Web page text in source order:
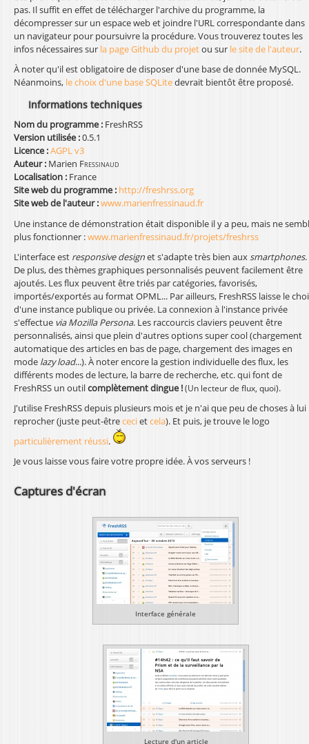
pas. Il suffit en effet de télécharger l'archive du programme, la
décompresser sur un espace web et joindre l'URL correspondante dans
un navigateur pour poursuivre la procédure. Vous trouverez toutes les
infos nécessaires sur la page Github du projetou sur le site de l'auteur.
À noter qu'il est obligatoire de disposer d'une base de donnée MySQL.
Néanmoins, le choix d'une base SQLitedevrait bientôt être proposé.
Informations techniques
Nom du programme : FreshRSS
Version utilisée :0.5.1
Licence :AGPL v3
Auteur : Marien Fressinaud
Localisation : France
Site web du programme : http://freshrss.org
Site web de l'auteur :www.marienfressinaud.fr
Une instance de démonstration était disponible il y a peu, mais ne
plus fonctionner :www.marienfressinaud.fr/projets/freshrss
L'interface est responsive designet s'adapte très bien aux smartphones.
De plus, des thèmes graphiques personnalisés peuvent facilement être
ajoutés. Les flux peuvent être triés par catégories, favorisés,
importés/exportés au format OPML... Par ailleurs, FreshRSS laisse le
d'une instance publique ou privée. La connexion à l'instance privée
s'effectue via Mozilla Persona. Les raccourcis claviers peuvent être
personnalisés, ainsi que plein d'autres options super cool (chargement
automatique des articles en bas de page, chargement des images en
mode lazy load...). À noter encore la gestion individuelle des flux, les
différents modes de lecture, la barre de recherche, etc. qui font de
FreshRSS un outilcomplètement dingue ! (Un lecteur de flux, quoi).
J'utilise FreshRSS depuis plusieurs mois et je n'ai que peu de choses à lui
reprocher (juste peut-êtrececietcela). Et puis, je trouve le logo
particulièrement réussi.
Je vous laisse vous faire votre propre idée. À vos serveurs !
Captures d'écran
Interface générale
Lecture d'un article